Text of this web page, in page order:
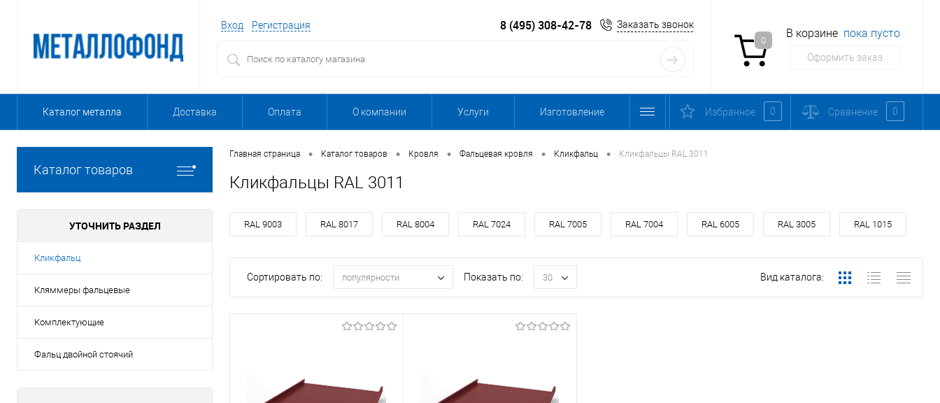
Вход Регистрация 8 (495) 308-42-78 Заказать звонок
0
В корзине пока пусто
Оформить заказ
Каталог металла Доставка Оплата О компании Услуги Изготовление Избранное 0 Сравнение 0
Каталог товаров
УТОЧНИТЬ РАЗДЕЛ
Кликфальц
Кляммеры фальцевые
Комплектующие
Фальц двойной стоячий
Главная страница • Каталог товаров • Кровля • Фальцевая кровля • Кликфальц • Кликфальцы RAL 3011
Кликфальцы RAL 3011
RAL 9003 RAL 8017 RAL 8004 RAL 7024 RAL 7005 RAL 7004 RAL 6005 RAL 3005 RAL 1015
Сортировать по: популярности Показать по: 30 Вид каталога: